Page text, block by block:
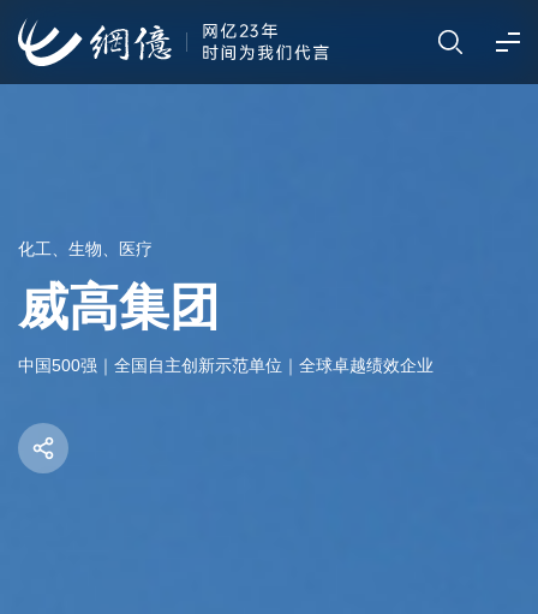
化工、生物、医疗
威高集团
中国500强｜全国自主创新示范单位｜全球卓越绩效企业